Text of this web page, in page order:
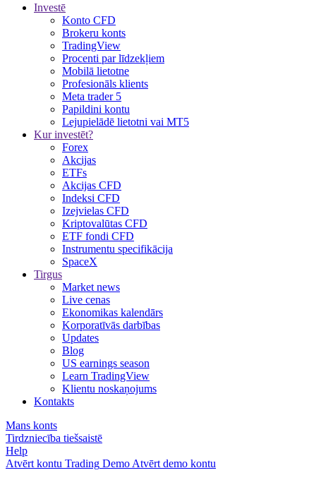
Investē
Konto CFD
Brokeru konts
TradingView
Procenti par līdzekļiem
Mobilā lietotne
Profesionāls klients
Meta trader 5
Papildini kontu
Lejupielādē lietotni vai MT5
Kur investēt?
Forex
Akcijas
ETFs
Akcijas CFD
Indeksi CFD
Izejvielas CFD
Kriptovalūtas CFD
ETF fondi CFD
Instrumentu specifikācija
SpaceX
Tirgus
Market news
Live cenas
Ekonomikas kalendārs
Korporatīvās darbības
Updates
Blog
US earnings season
Learn TradingView
Klientu noskaņojums
Kontakts
Mans konts
Tirdzniecība tiešsaistē
Help
Atvērt kontu Trading Demo Atvērt demo kontu